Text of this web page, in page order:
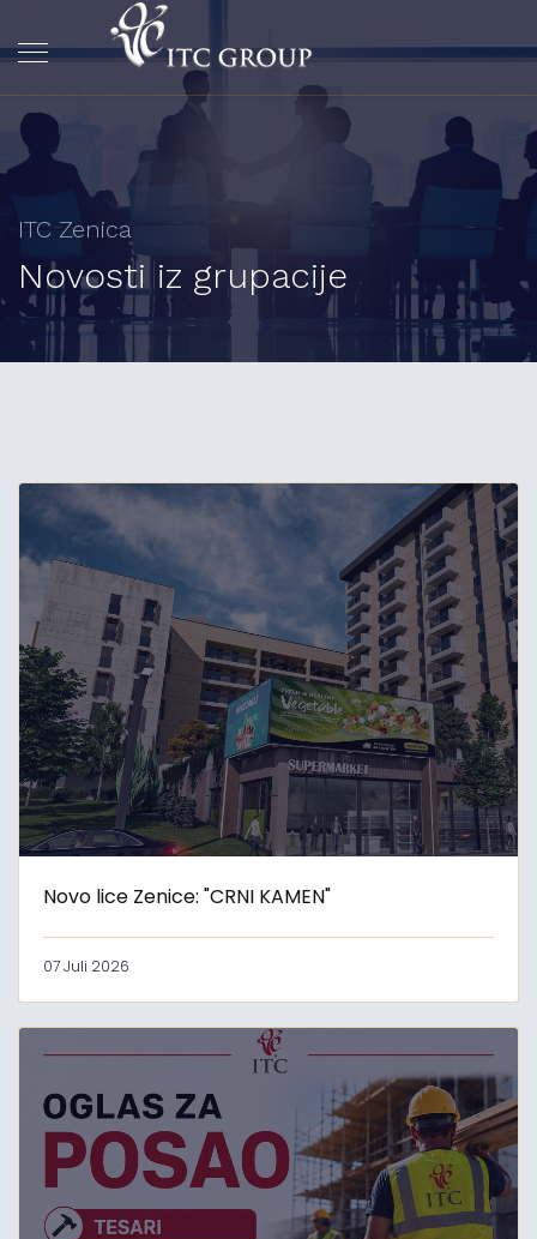
ITC Zenica
Novosti iz grupacije
Novo lice Zenice: "CRNI KAMEN"
07 Juli 2026